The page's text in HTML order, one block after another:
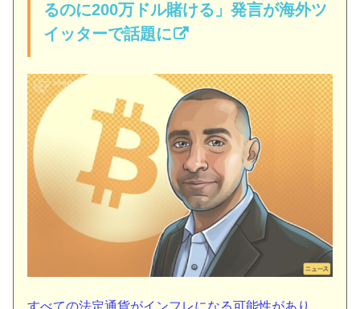
るのに200万ドル賭ける」発言が海外ツ
イッターで話題に
すべての法定通貨がインフレになる可能性があり、